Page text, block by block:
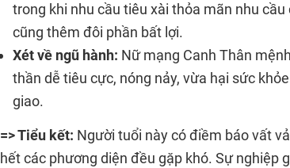
trong khi nhu cầu tiêu xài thỏa mãn nhu
cũng thêm đôi phần bất lợi.
Xét về ngũ hành: Nữ mạng Canh Thân
thần dễ tiêu cực, nóng nảy, vừa hại sức
giao.
=> Tiểu kết: Người tuổi này có điềm báo vất
hết các phương diện đều gặp khó. Sự nghiệp